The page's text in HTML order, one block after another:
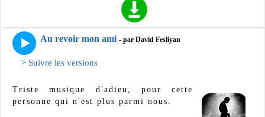
Au revoir mon ami - par David Fesliyan
> Suivre les versions
Triste musique d'adieu, pour cette
personne qui n'est plus parmi nous.